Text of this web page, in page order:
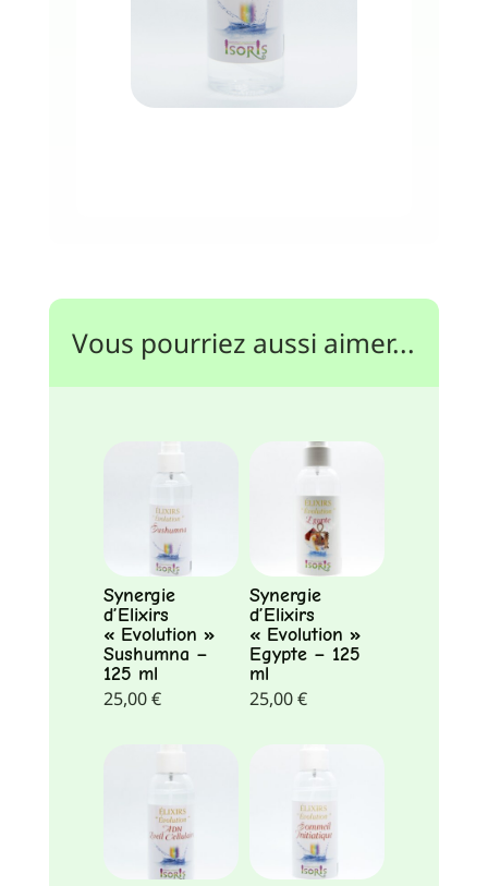
Vous pourriez aussi aimer...
Synergie
d’Elixirs
« Evolution »
Sushumna –
125 ml
25,00€
Synergie
d’Elixirs
« Evolution »
Egypte – 125
ml
25,00€